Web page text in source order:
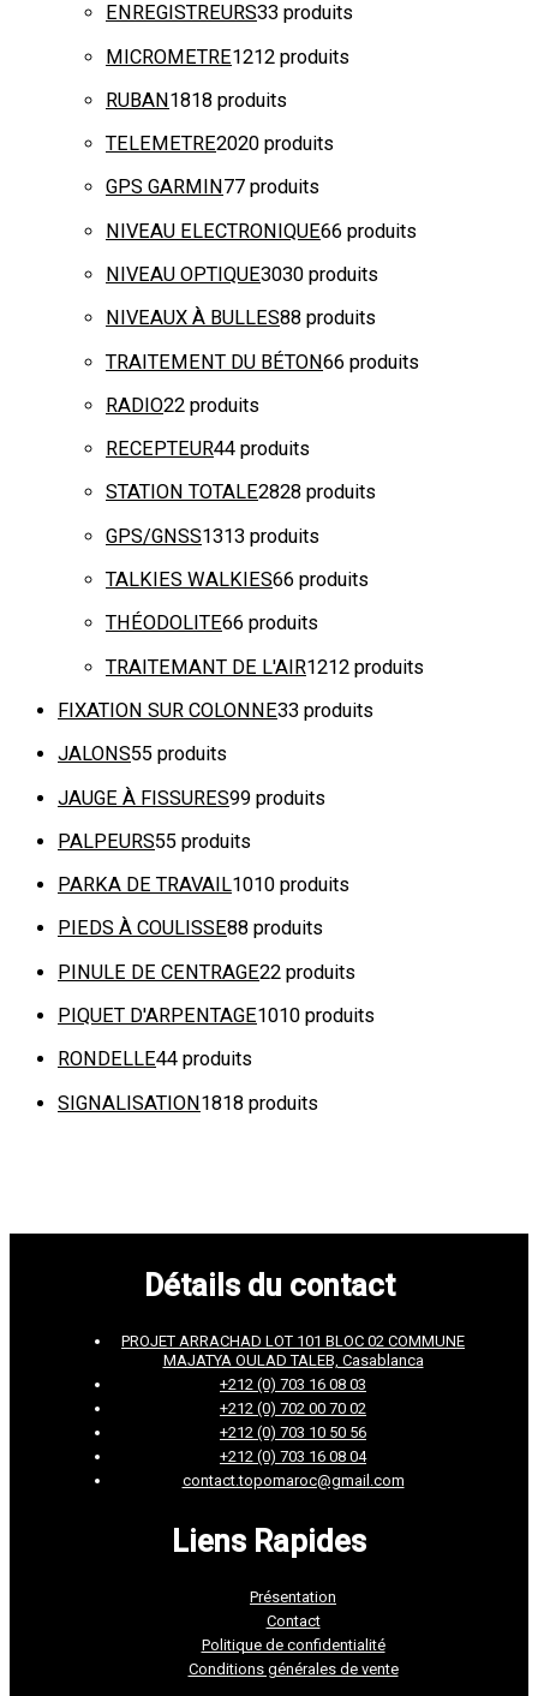
ENREGISTREURS33 produits
MICROMETRE1212 produits
RUBAN1818 produits
TELEMETRE2020 produits
GPS GARMIN 77 produits
NIVEAU ELECTRONIQUE66 produits
NIVEAU OPTIQUE3030 produits
NIVEAUX À BULLES88 produits
TRAITEMENT DU BÉTON66 produits
RADIO22 produits
RECEPTEUR44 produits
STATION TOTALE2828 produits
GPS/GNSS1313 produits
TALKIES WALKIES66 produits
THÉODOLITE66 produits
TRAITEMANT DE L'AIR1212 produits
FIXATION SUR COLONNE33 produits
JALONS55 produits
JAUGE À FISSURES99 produits
PALPEURS55 produits
PARKA DE TRAVAIL1010 produits
PIEDS À COULISSE88 produits
PINULE DE CENTRAGE22 produits
PIQUET D'ARPENTAGE1010 produits
RONDELLE44 produits
SIGNALISATION1818 produits
Détails du contact
PROJET ARRACHAD LOT 101 BLOC 02 COMMUNE
MAJATYA OULAD TALEB, Casablanca
+212 (0) 703 16 08 03
+212 (0) 702 00 70 02
+212 (0) 703 10 50 56
+212 (0) 703 16 08 04
contact.topomaroc@gmail.com
Liens Rapides
Présentation
Contact
Politique de confidentialité
Conditions générales de vente